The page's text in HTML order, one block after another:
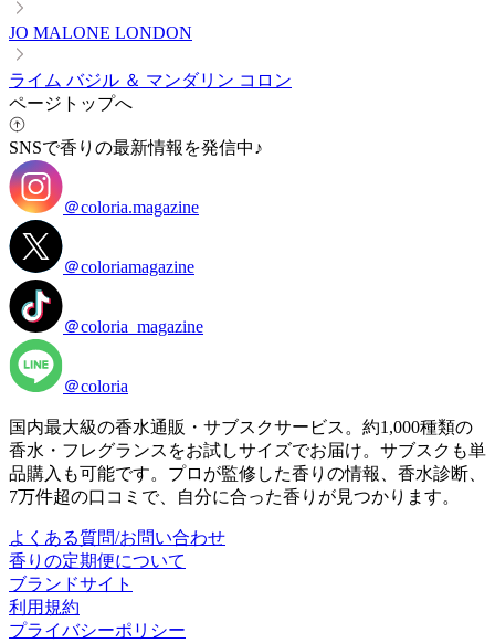
JO MALONE LONDON
ライム バジル ＆ マンダリン コロン
ページトップへ
SNSで香りの最新情報を発信中♪
＠coloria.magazine
＠coloriamagazine
＠coloria_magazine
＠coloria
国内最大級の香水通販・サブスクサービス。約1,000種類の
香水・フレグランスをお試しサイズでお届け。サブスクも単
品購入も可能です。プロが監修した香りの情報、香水診断、
7万件超の口コミで、自分に合った香りが見つかります。
よくある質問/お問い合わせ
香りの定期便について
ブランドサイト
利用規約
プライバシーポリシー